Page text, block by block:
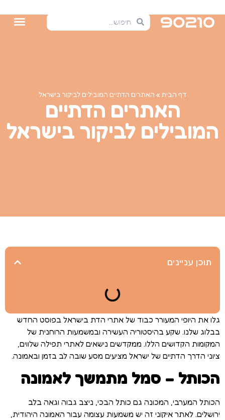
דף הבית » האתרים הדתיים המובילים לביקור בישראל
האתרים הדתיים
המובילים לביקור בישראל
תוכן עניינים
גלו את היופי המעורר כבוד של אתרי הדת בישראל בפוסט החדש
בבלוג שלנו. שקע בהיסטוריה העשירה ובמשמעות הרוחנית של
המקומות הקדושים הללו. ממקדשים נישאים לאתרי תפילה שלווים,
ציוני הדרך הדתיים של ישראל מציעים מסע שובה לב בזמן ובאמונה.
הכותל – סמל מתמשך לאמונה
הכותל המערבי, המכונה גם כותל הבכי, ניצב גבוה וגאה בלב
ירושלים. לאתר איקוני זה יש משמעות עצומה עבור האמונה היהודית,